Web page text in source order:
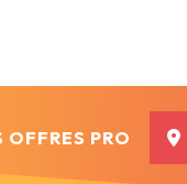
OFFRES PRO